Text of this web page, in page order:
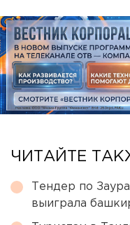
ЧИТАЙТЕ
Тендер по
выиграла